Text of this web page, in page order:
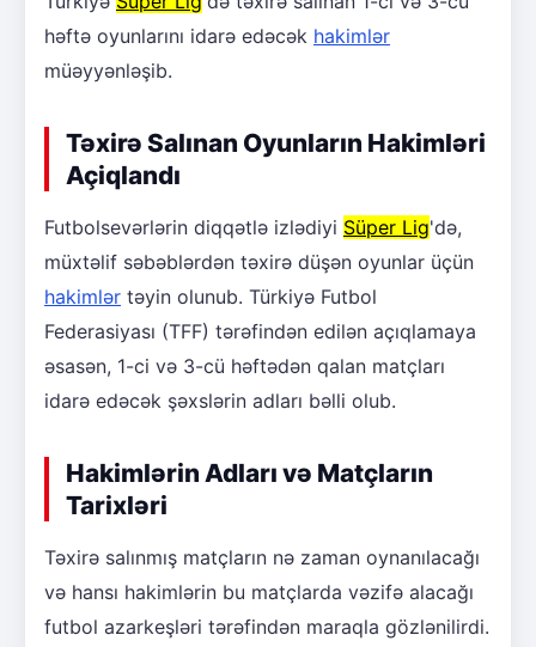
həftə oyunlarını idarə edəcək hakimlər
müəyyənləşib.
Təxirə Salınan Oyunların Hakimləri
Açiqlandı
Futbolsevərlərin diqqətlə izlədiyi Süper Lig'də,
müxtəlif səbəblərdən təxirə düşən oyunlar üçün
hakimlər təyin olunub. Türkiyə Futbol
Federasiyası (TFF) tərəfindən edilən açıqlamaya
əsasən, 1-ci və 3-cü həftədən qalan matçları
idarə edəcək şəxslərin adları bəlli olub.
Hakimlərin Adları və Matçların
Tarixləri
Təxirə salınmış matçların nə zaman oynanılacağı
və hansı hakimlərin bu matçlarda vəzifə alacağı
futbol azarkeşləri tərəfindən maraqla gözlənilirdi.